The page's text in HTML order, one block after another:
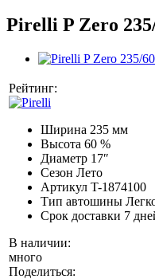
Pirelli P Zero
Рейтинг:
Ширина 235 мм
Высота 60 %
Диаметр 17″
Сезон Лето
Артикул T-1874100
Тип автошины
Срок доставки 7
В наличии:
много
Поделиться: